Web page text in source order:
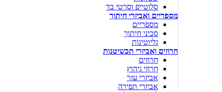
סלוטייפ וסרטי בד
מספריים ואביזרי חיתוך
מספריים
סכיני חיתוך
גליוטינות
חרוזים ואביזרי תכשיטנות
חרוזים
חרוזי גיהוץ
אביזרי עזר
אביזרי תפירה